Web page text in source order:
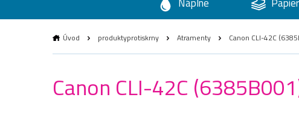
Úvod produktyprotiskrny Atramenty Canon CLI-42C
Canon CLI-42C